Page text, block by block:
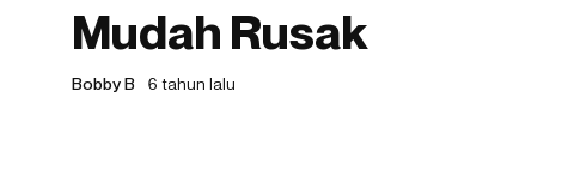
Mudah Rusak
Bobby B 6 tahun lalu